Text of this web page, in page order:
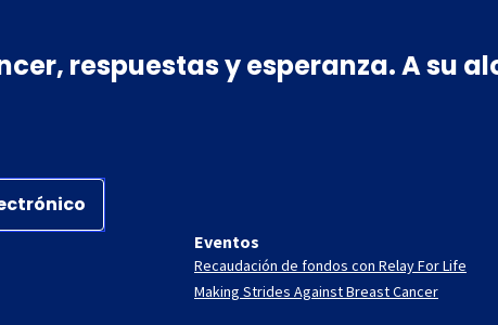
respuestas y esperanza. A su
Eventos
Recaudación de fondos con Relay For Life
Making Strides Against Breast Cancer